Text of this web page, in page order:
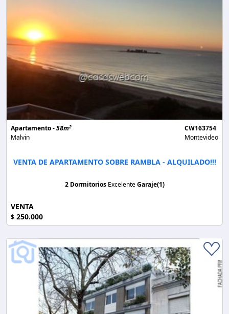
Apartamento -58m2
Malvin
CW163754
Montevideo
VENTA DE APARTAMENTO SOBRE RAMBLA - ALQUILADO!!!
2 Dormitorios ExcelenteGaraje(1)
VENTA
$ 250.000